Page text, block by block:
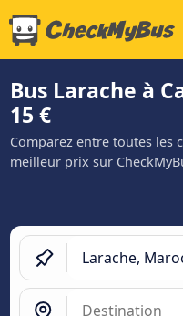
Bus Larache à
15 €
Comparez entre toutes les
meilleur prix sur